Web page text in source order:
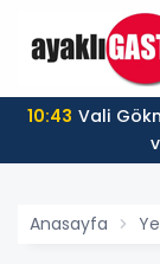
10:43
Anasayfa